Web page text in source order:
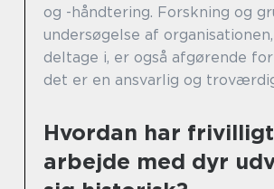
og -håndtering. Forskning og
undersøgelse af organisationen,
deltage i, er også afgørende
det er en ansvarlig og
Hvordan har frivilligt
arbejde med dyr